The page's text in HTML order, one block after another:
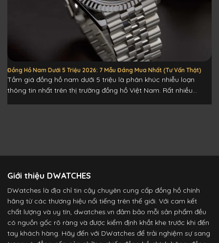
Đồng Hồ Nam Dưới 5 Triệu 2026: 7 Mẫu Đáng Mua Nhất (Tư Vấn Thật)
Tầm giá đồng hồ nam dưới 5 triệu là phân khúc nhiễu loạn
thông tin nhất trên thị trường đồng hồ Việt Nam. Rất nhiều...
Giới thiệu DWATCHES
DWatches là địa chỉ tin cậy chuyên cung cấp đồng hồ chính
hãng từ các thương hiệu nổi tiếng trên thế giới. Với cam kết
chất lượng và uy tín, dwatches.vn đảm bảo mỗi sản phẩm đều
có nguồn gốc rõ ràng và được kiểm định khắt khe trước khi đến
tay khách hàng. Hãy đến với DWatches để trải nghiệm sự sang